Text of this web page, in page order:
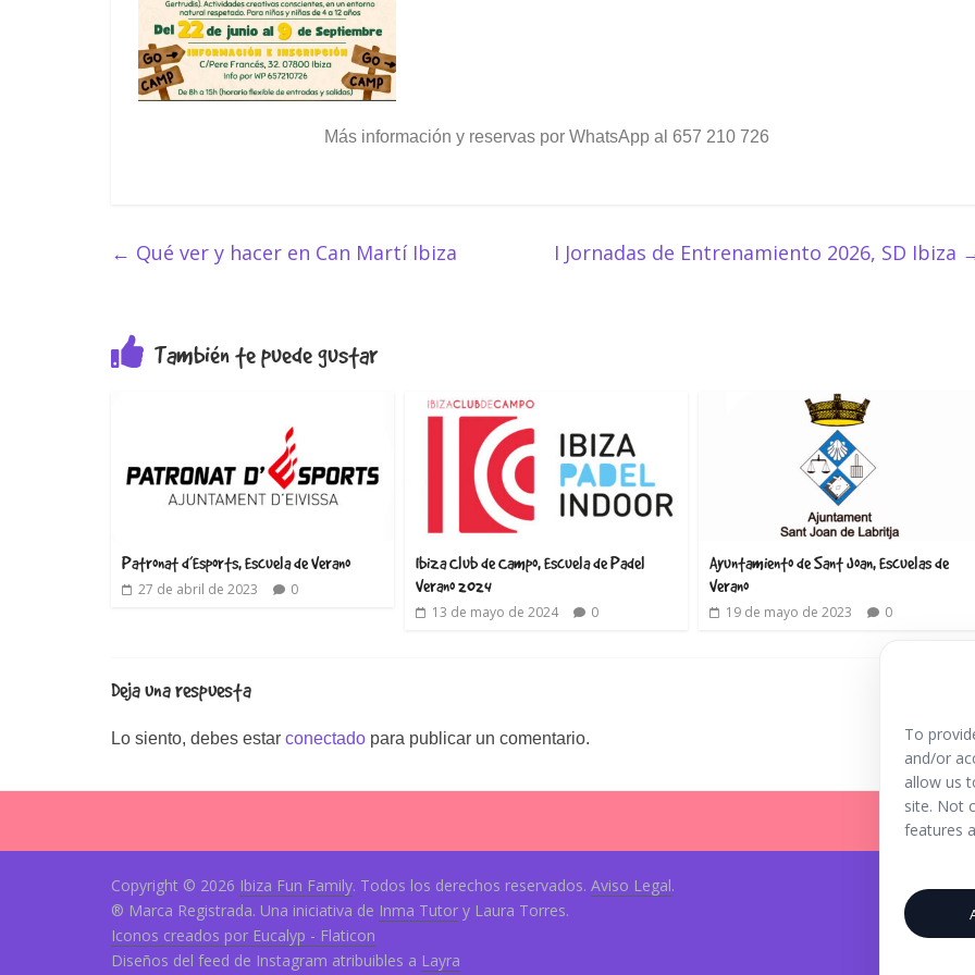
To
and/or
allow us
site. Not
features
Más información y reservas por WhatsApp al 657 210 726
← Qué ver y hacer en Can Martí Ibiza I Jornadas de Entrenamiento 2026, SD Ibiza
También te puede gustar
Patronat d’Esports, Escuela de Verano
27 de abril de 2023 0
Ibiza Club de Campo, Escuela de Padel
Verano 2024
13 de mayo de 2024 0
Ayuntamiento de Sant Joan, Escuelas de
Verano
19 de mayo de 2023 0
Deja una respuesta
Lo siento, debes estar conectado para publicar un comentario.
Copyright © 2026 Ibiza Fun Family. Todos los derechos reservados. Aviso Legal.
® Marca Registrada. Una iniciativa de Inma Tutor y Laura Torres.
Iconos creados por Eucalyp - Flaticon
Diseños del feed de Instagram atribuibles a Layra